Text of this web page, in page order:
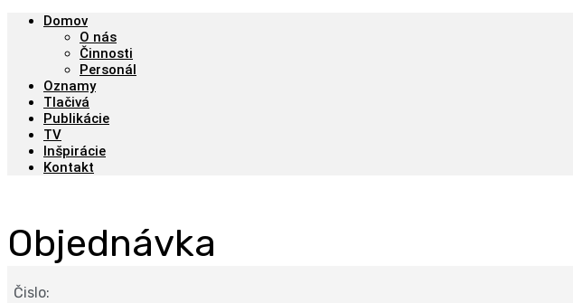
Domov
O nás
Činnosti
Personál
Oznamy
Tlačivá
Publikácie
TV
Inšpirácie
Kontakt
Objednávka
Čislo: